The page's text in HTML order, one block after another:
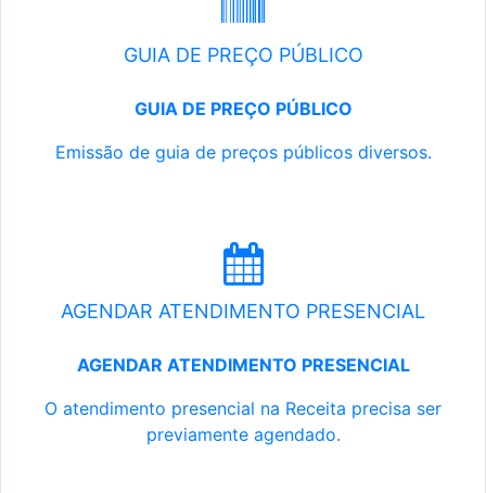
GUIA DE PREÇO PÚBLICO
GUIA DE PREÇO PÚBLICO
Emissão de guia de preços públicos diversos.
AGENDAR ATENDIMENTO PRESENCIAL
AGENDAR ATENDIMENTO PRESENCIAL
O atendimento presencial na Receita precisa ser
previamente agendado.